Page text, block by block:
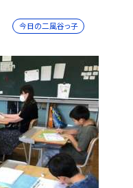
今日の二風谷っ子